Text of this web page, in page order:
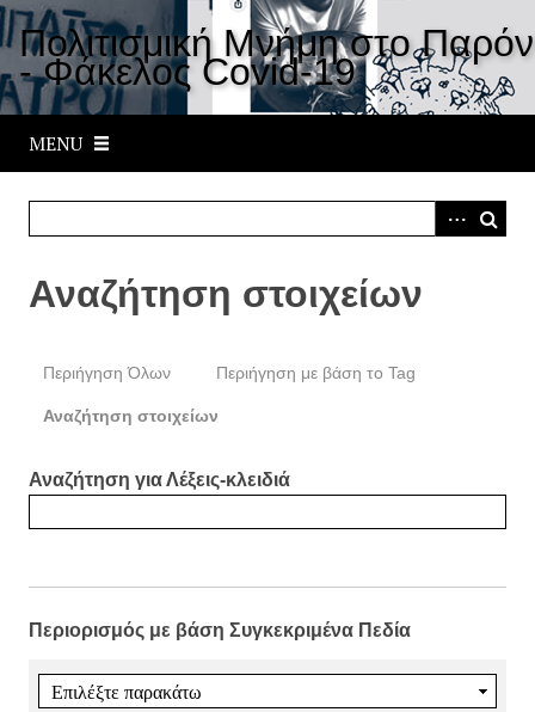
S
k
i
p
Πολιτισμική Μνήμη στο Παρόν
- Φάκελος Covid-19
MENU
Αναζήτηση στοιχείων
Περιήγηση Όλων Περιήγηση με βάση το Tag
Αναζήτηση στοιχείων
Αναζήτηση για Λέξεις-κλειδιά
Περιορισμός με βάση Συγκεκριμένα Πεδία